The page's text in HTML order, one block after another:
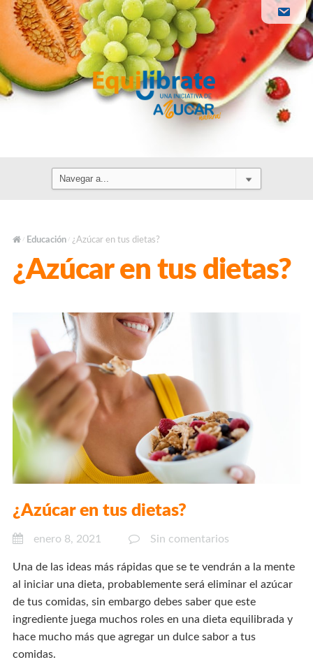
/ Educación / ¿Azúcar en tus dietas?
¿Azúcar en tus dietas?
¿Azúcar en tus dietas?
enero 8, 2021 Sin comentarios
Una de las ideas más rápidas que se te vendrán a la mente
al iniciar una dieta, probablemente será eliminar el azúcar
de tus comidas, sin embargo debes saber que este
ingrediente juega muchos roles en una dieta equilibrada y
hace mucho más que agregar un dulce sabor a tus
comidas.